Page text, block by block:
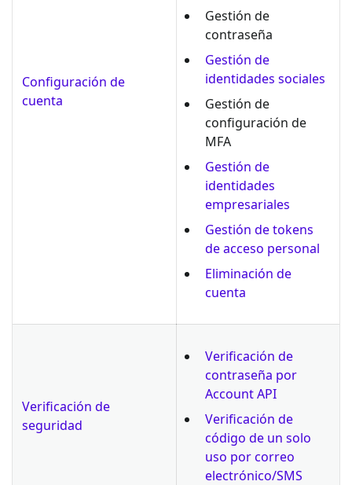
Configuración de
cuenta
Gestión de
contraseña
Gestión de
identidades sociales
Gestión de
configuración de
MFA
Gestión de
identidades
empresariales
Gestión de tokens
de acceso personal
Eliminación de
cuenta
Verificación de
seguridad
Verificación de
contraseña por
Account API
Verificación de
código de un solo
uso por correo
electrónico/SMS